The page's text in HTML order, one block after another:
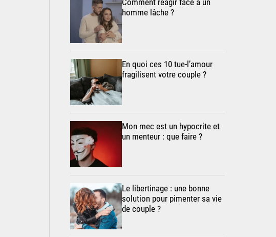
Comment réagir face à un
homme lâche ?
En quoi ces 10 tue-l’amour
fragilisent votre couple ?
Mon mec est un hypocrite et
un menteur : que faire ?
Le libertinage : une bonne
solution pour pimenter sa vie
de couple ?